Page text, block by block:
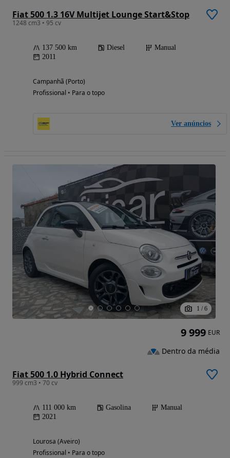
Fiat 500 1.3 16V Multijet Lounge Start&Stop
1248 cm3 • 95 cv
137 500 km Diesel
Manual
2011
Campanhã (Porto)
Profissional • Para o topo
Ver anúncios
1 / 6
Fiat 500 1.0 Hybrid Connect
999 cm3 • 70 cv
111 000 km Gasolina
Manual
2021
Lourosa (Aveiro)
Profissional • Para o topo
9 999 EUR
Dentro da média